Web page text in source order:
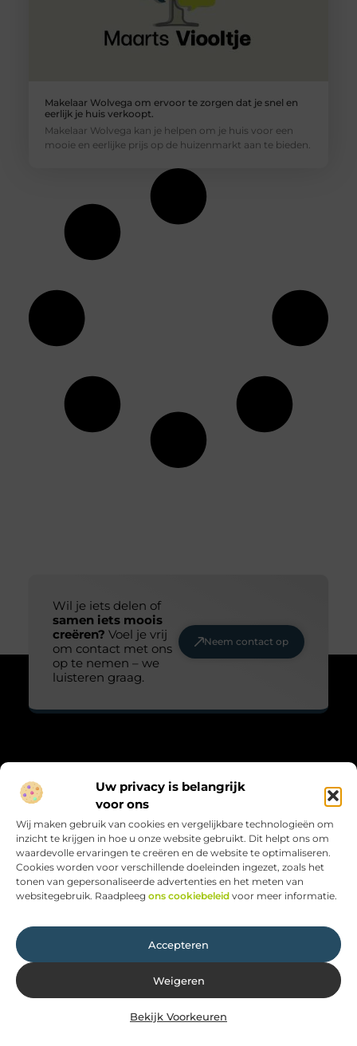
Uw privacy is belangrijk
voor ons
Wij maken gebruik van cookies en vergelijkbare technologieën om
inzicht te krijgen in hoe u onze website gebruikt. Dit helpt ons om
waardevolle ervaringen te creëren en de website te optimaliseren.
Cookies worden voor verschillende doeleinden ingezet, zoals het
tonen van gepersonaliseerde advertenties en het meten van
websitegebruik. Raadpleeg ons cookiebeleid voor meer informatie.
Accepteren
Weigeren
Bekijk Voorkeuren
Makelaar Wolvega om ervoor te zorgen dat je snel en
eerlijk je huis verkoopt.
Makelaar Wolvega kan je helpen om je huis voor een
mooie en eerlijke prijs op de huizenmarkt aan te bieden.
Wil je iets delen of
samen iets moois
creëren? Voel je vrij
om contact met ons
op te nemen – we
luisteren graag.
Neem contact op
“Zacht, krachtig en met aandacht.”
Kleine verhalen met grote betekenis, geschreven met hart en
ziel.
Bericht categorie
Website index Cookiebeleid (EU)